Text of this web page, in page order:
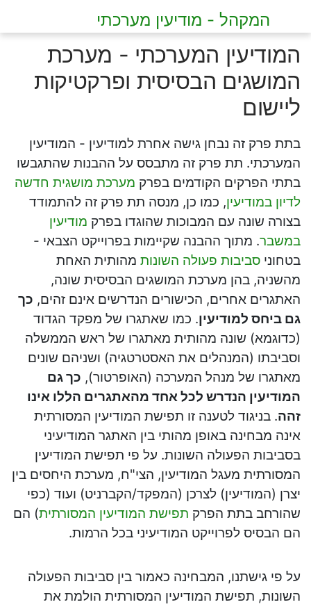
המקהל - מודיעין מערכתי
המודיעין המערכתי - מערכת
המושגים הבסיסית ופרקטיקות
ליישום
בתת פרק זה נבחן גישה אחרת למודיעין - המודיעין
המערכתי. תת פרק זה מתבסס על ההבנות שהתגבשו
בתתי הפרקים הקודמים בפרק מערכת מושגית חדשה
לדיון במודיעין, כמו כן, מנסה תת פרק זה להתמודד
בצורה שונה עם המבוכות שהוגדו בפרק מודיעין
במשבר. מתוך ההבנה שקיימות בפרוייקט הצבאי -
בטחוני סביבות פעולה השונות מהותית האחת
מהשניה, בהן מערכת המושגים הבסיסית שונה,
האתגרים אחרים, הכישורים הנדרשים אינם זהים, כך
גם ביחס למודיעין. כמו שאתגרו של מפקד הגדוד
(כדוגמא) שונה מהותית מאתגרו של ראש הממשלה
וסביבתו (המנהלים את האסטרטגיה) ושניהם שונים
מאתגרו של מנהל המערכה (האופרטור), כך גם
המודיעין הנדרש לכל אחד מהאתגרים הללו אינו
זהה. בניגוד לטענה זו תפישת המודיעין המסורתית
אינה מבחינה באופן מהותי בין האתגר המודיעיני
בסביבות הפעולה השונות. על פי תפישת המודיעין
המסורתית מעגל המודיעין, הצי"ח, מערכת היחסים בין
יצרן (המודיעין) לצרכן (המפקד/הקברניט) ועוד (כפי
שהורחב בתת הפרק תפישת המודיעין המסורתית) הם
הם הבסיס לפרוייקט המודיעיני בכל הרמות.
על פי גישתנו, המבחינה כאמור בין סביבות הפעולה
השונות, תפישת המודיעין המסורתית הולמת את